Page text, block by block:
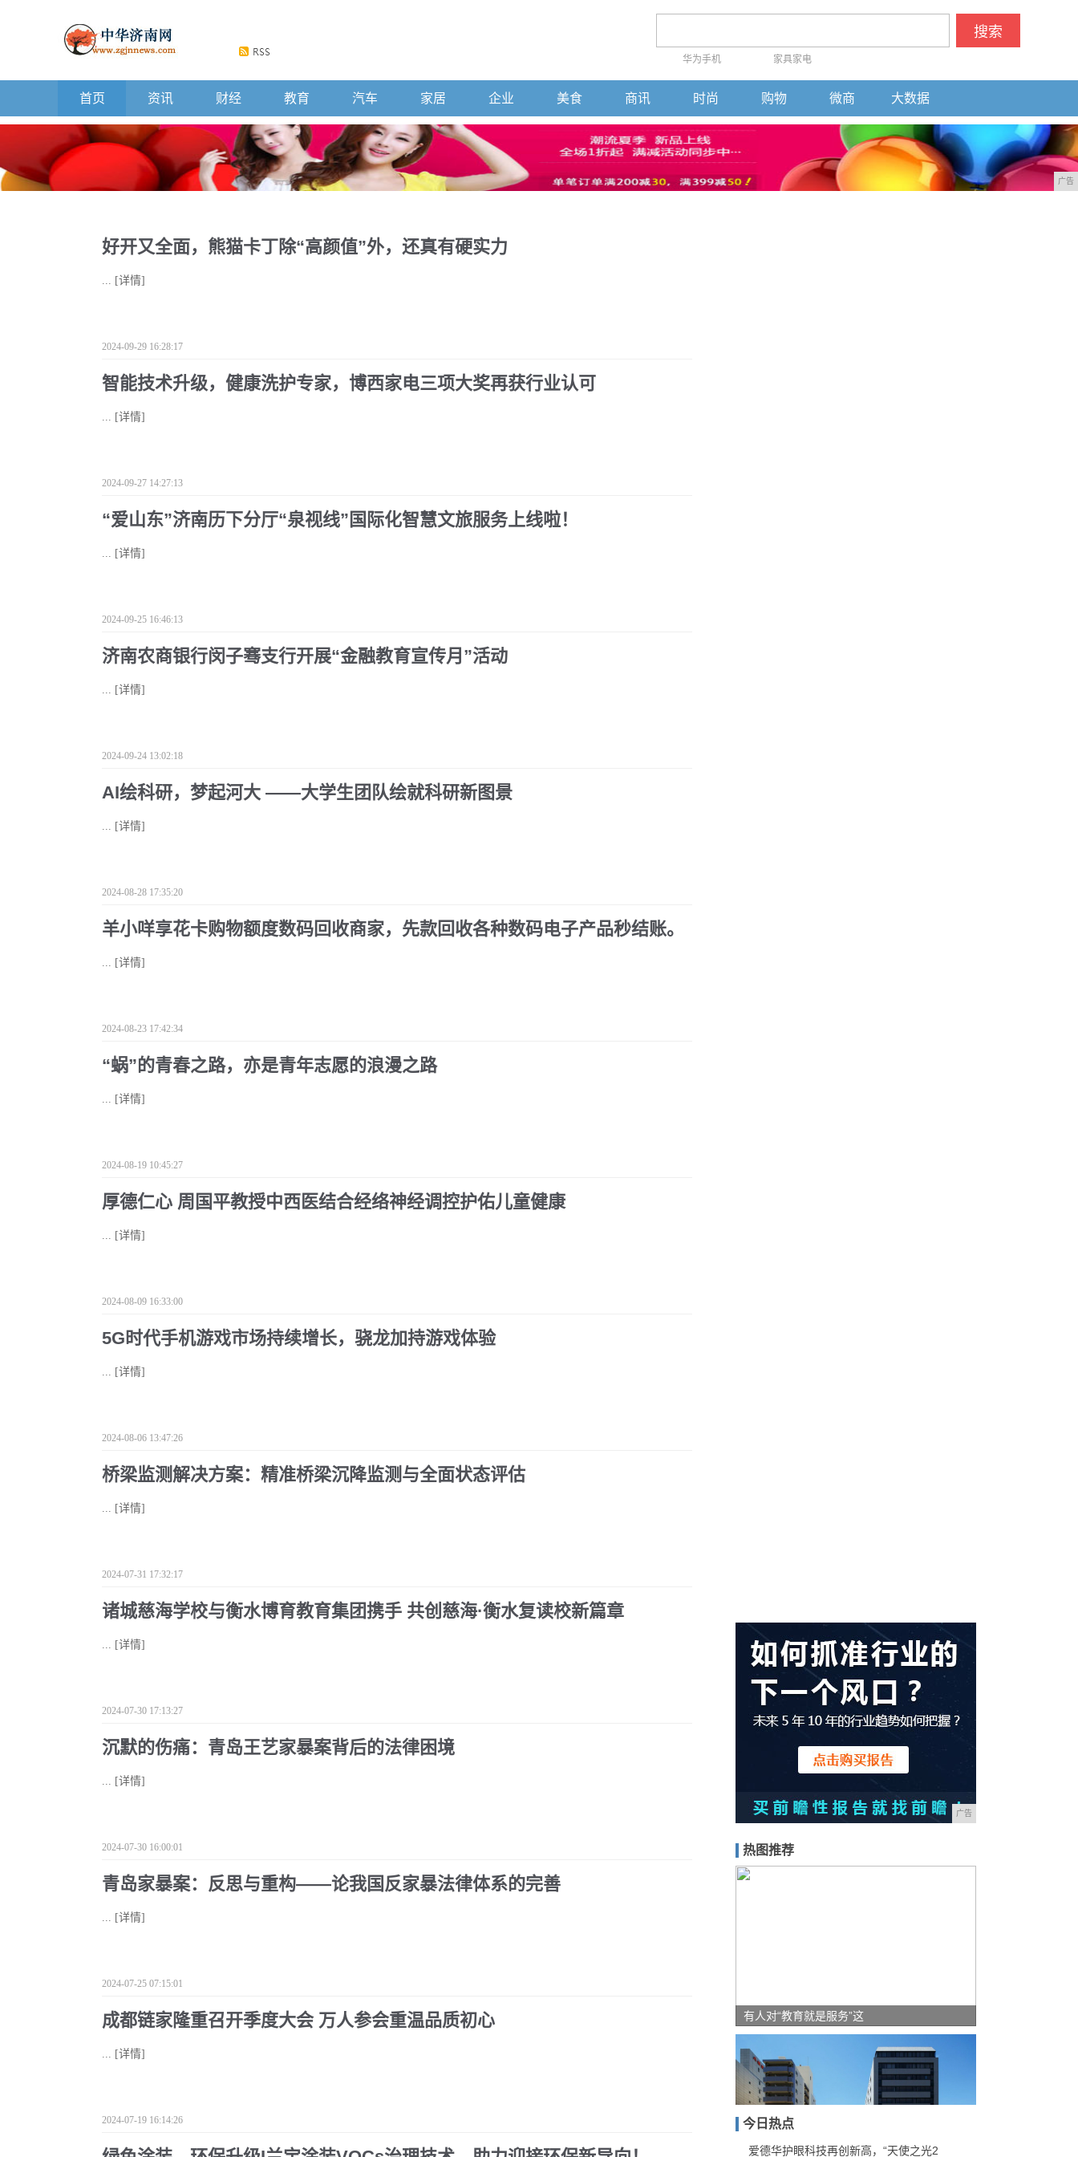
搜索
华为手机 家具家电
首页 资讯 财经 教育 汽车 家居 企业 美食 商讯 时尚 购物 微商 大数据
广告
好开又全面，熊猫卡丁除“高颜值”外，还真有硬实力
... [详情]
2024-09-29 16:28:17
智能技术升级，健康洗护专家，博西家电三项大奖再获行业认可
... [详情]
2024-09-27 14:27:13
“爱山东”济南历下分厅“泉视线”国际化智慧文旅服务上线啦！
... [详情]
2024-09-25 16:46:13
济南农商银行闵子骞支行开展“金融教育宣传月”活动
... [详情]
2024-09-24 13:02:18
AI绘科研，梦起河大 ——大学生团队绘就科研新图景
... [详情]
2024-08-28 17:35:20
羊小咩享花卡购物额度数码回收商家，先款回收各种数码电子产品秒结账。
... [详情]
2024-08-23 17:42:34
“蜗”的青春之路，亦是青年志愿的浪漫之路
... [详情]
2024-08-19 10:45:27
厚德仁心 周国平教授中西医结合经络神经调控护佑儿童健康
... [详情]
2024-08-09 16:33:00
5G时代手机游戏市场持续增长，骁龙加持游戏体验
... [详情]
2024-08-06 13:47:26
桥梁监测解决方案：精准桥梁沉降监测与全面状态评估
... [详情]
2024-07-31 17:32:17
诸城慈海学校与衡水博育教育集团携手 共创慈海·衡水复读校新篇章
... [详情]
2024-07-30 17:13:27
沉默的伤痛：青岛王艺家暴案背后的法律困境
... [详情]
2024-07-30 16:00:01
青岛家暴案：反思与重构——论我国反家暴法律体系的完善
... [详情]
2024-07-25 07:15:01
成都链家隆重召开季度大会 万人参会重温品质初心
... [详情]
2024-07-19 16:14:26
广告
热图推荐
有人对“教育就是服务”这
今日热点
爱德华护眼科技再创新高，“天使之光2